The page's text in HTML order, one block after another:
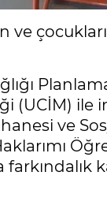
ve
(UCİM) ile
ve